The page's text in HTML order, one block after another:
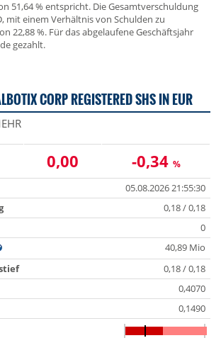
51,64 % entspricht. Die Gesamtverschuldung
mit einem Verhältnis von Schulden zu
22,88 %. Für das abgelaufene Geschäftsjahr
gezahlt.
CORP REGISTERED SHS IN EUR
0,00 -0,34 %
05.08.2026 21:55:30
0,18 / 0,18
0
40,89 Mio
0,18 / 0,18
0,4070
0,1490